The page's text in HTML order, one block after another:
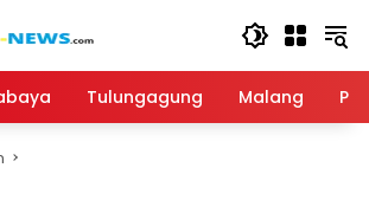
Tulungagung Malang